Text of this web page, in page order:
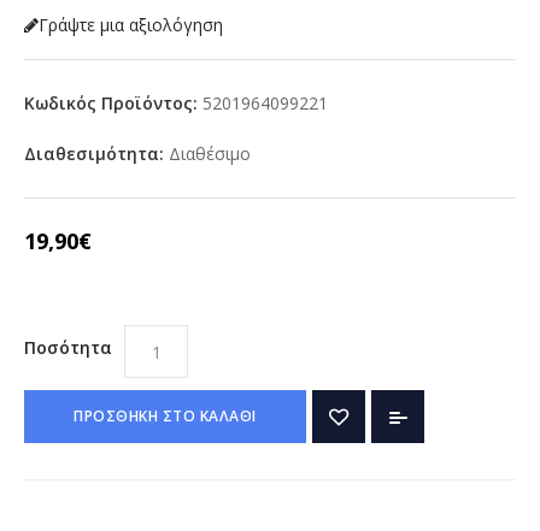
Γράψτε μια αξιολόγηση
Κωδικός Προϊόντος: 5201964099221
Διαθεσιμότητα: Διαθέσιμο
19,90€
Ποσότητα
ΠΡΟΣΘΗΚΗ ΣΤΟ ΚΑΛΑΘΙ